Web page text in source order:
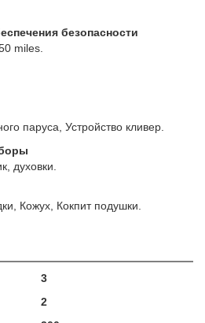
безопасности
miles.
паруса, Устройство кливер.
духовки.
Кожух, Кокпит подушки.
3
2